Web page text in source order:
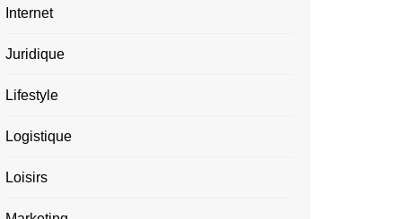
Internet
Juridique
Lifestyle
Logistique
Loisirs